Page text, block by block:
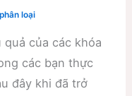
loại
của các khóa
các bạn thực
đây khi đã trở